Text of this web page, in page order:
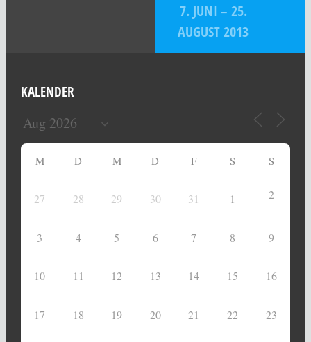
7. JUNI – 25.
AUGUST 2013
KALENDER
M D M D F S S
27 28 29 30 31 1 2
3 4 5 6 7 8 9
10 11 12 13 14 15 16
17 18 19 20 21 22 23